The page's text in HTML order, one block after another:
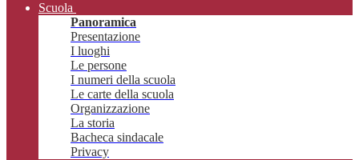
Scuola
Panoramica
Presentazione
I luoghi
Le persone
I numeri della scuola
Le carte della scuola
Organizzazione
La storia
Bacheca sindacale
Privacy